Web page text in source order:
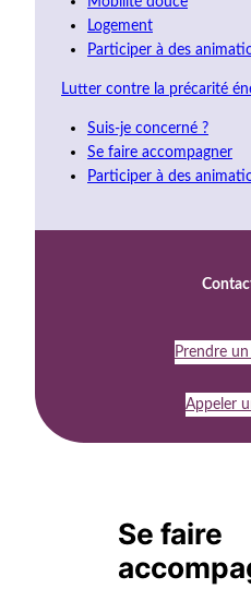
Logement
Participer à des
Lutter contre la précarité
Suis-je concerné ?
Se faire accompagner
Participer à des
Prendre
Appeler
Se faire